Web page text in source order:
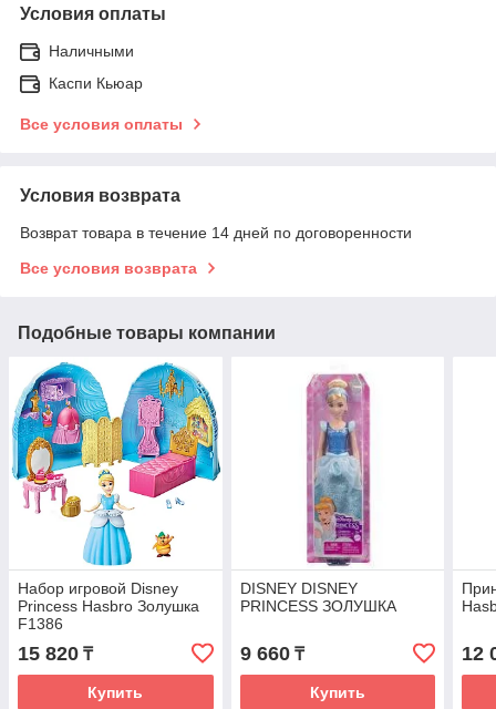
Условия оплаты
Наличными
Каспи Кьюар
Все условия оплаты
Условия возврата
Возврат товара в течение 14 дней по договоренности
Все условия возврата
Подобные товары компании
Набор игровой Disney
Princess Hasbro Золушка
F1386
15 820 ₸
Купить
DISNEY DISNEY
PRINCESS ЗОЛУШКА
9 660₸
Купить
12